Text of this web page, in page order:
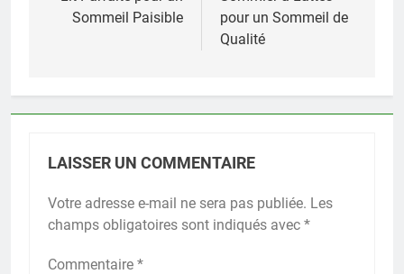
l’article
Sommeil Paisible
pour un Sommeil de
Qualité
LAISSER UN COMMENTAIRE
Votre adresse e-mail ne sera pas publiée. Les
champs obligatoires sont indiqués avec *
Commentaire *